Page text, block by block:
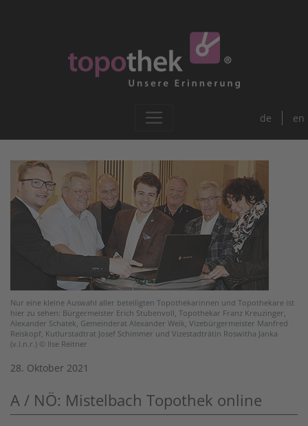
de en
Nur eine kleine Auswahl aller beteiligten Topothekarinnen und Topothekare ist
hier zu sehen: Bürgermeister Erich Stubenvoll, Topothekar Franz Kreuzinger,
Alexander Schatek, Gemeinderat Alexander Weik, Vizebürgermeister Manfred
Reiskopf, Kutlurstadtrat Josef Schimmer und Vizestadträtin Roswitha Janka
(v.l.n.r.) © Ilse Reitner
28. Oktober 2021
A / NÖ: Mistelbach Topothek online